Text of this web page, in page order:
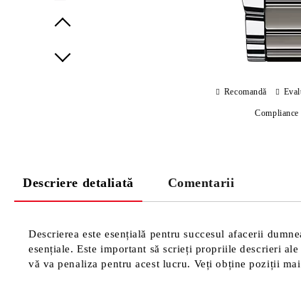
Recomandă
Descriere detaliată Comentarii
Descrierea este esențială pentru succesul afacerii
esențiale. Este important să scrieți propriile descrieri
vă va penaliza pentru acest lucru. Veți obține poziții